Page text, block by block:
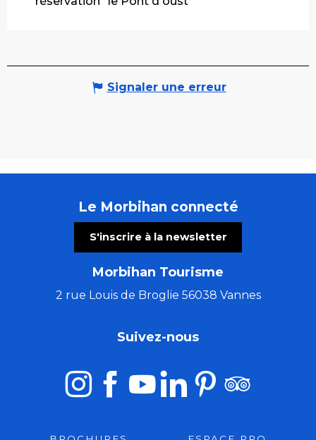
Signaler une erreur
Le Morbihan connecté
S'inscrire à la newsletter
Morbihan Tourisme
2 rue Louis de Broglie 56038 Vannes
Suivez-nous